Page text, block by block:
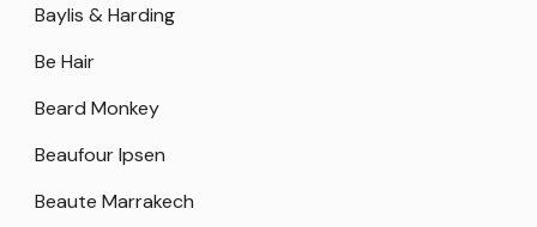
Baylis & Harding
Be Hair
Beard Monkey
Beaufour Ipsen
Beaute Marrakech